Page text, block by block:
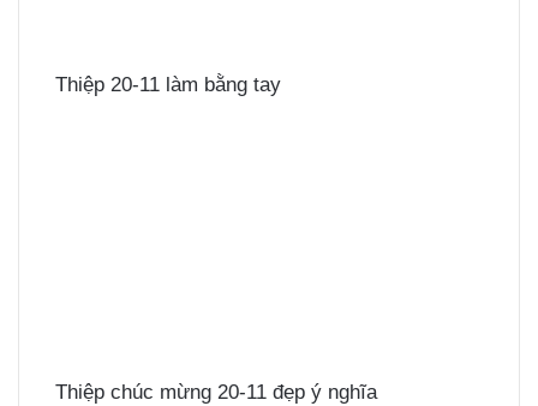
Thiệp 20-11 làm bằng tay
Thiệp chúc mừng 20-11 đẹp ý nghĩa